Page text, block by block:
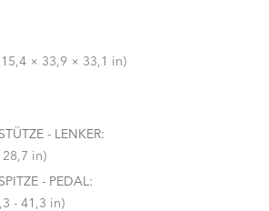
× 33,9 × 33,1 in)
- LENKER:
- 28,7 in)
- PEDAL:
(31,3 - 41,3 in)